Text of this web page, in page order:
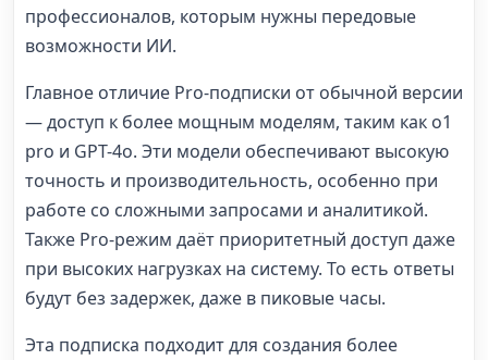
профессионалов, которым нужны передовые
возможности ИИ.
Главное отличие Pro-подписки от обычной версии
— доступ к более мощным моделям, таким как o1
pro и GPT-4o. Эти модели обеспечивают высокую
точность и производительность, особенно при
работе со сложными запросами и аналитикой.
Также Pro-режим даёт приоритетный доступ даже
при высоких нагрузках на систему. То есть ответы
будут без задержек, даже в пиковые часы.
Эта подписка подходит для создания более